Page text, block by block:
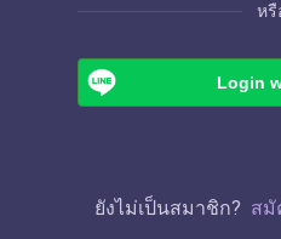
หรื
Login
ยังไม่เป็นสมาชิก? สมั